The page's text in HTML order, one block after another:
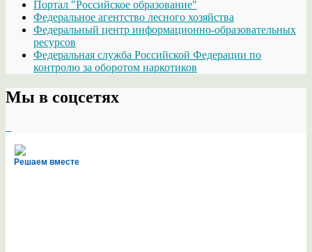
Портал "Российское образование"
Федеральное агентство лесного хозяйства
Федеральный центр информационно-образовательных
ресурсов
Федеральная служба Российской Федерации по
контролю за оборотом наркотиков
Мы в соцсетях
Решаем вместе